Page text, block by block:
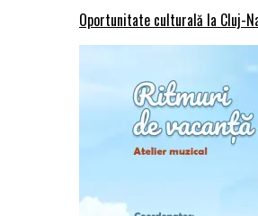
Oportunitate culturală la Cluj-